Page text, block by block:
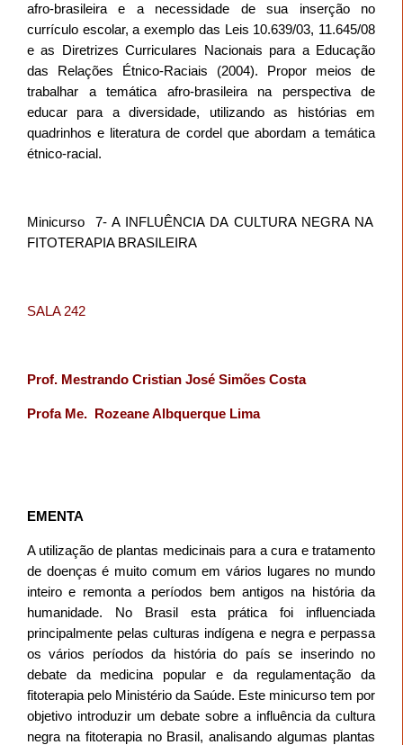
afro-brasileira e a necessidade de sua inserção no
currículo escolar, a exemplo das Leis 10.639/03, 11.645/08
e as Diretrizes Curriculares Nacionais para a Educação
das Relações Étnico-Raciais (2004). Propor meios de
trabalhar a temática afro-brasileira na perspectiva de
educar para a diversidade, utilizando as histórias em
quadrinhos e literatura de cordel que abordam a temática
étnico-racial.
Minicurso
7- A INFLUÊNCIA DA CULTURA NEGRA NA
FITOTERAPIA BRASILEIRA
SALA 242
Prof. Mestrando Cristian José Simões Costa
Profa Me. Rozeane Albquerque Lima
EMENTA
A utilização de plantas medicinais para a cura e tratamento
de doenças é muito comum em vários lugares no mundo
inteiro e remonta a períodos bem antigos na história da
humanidade. No Brasil esta prática foi influenciada
principalmente pelas culturas indígena e negra e perpassa
os vários períodos da história do país se inserindo no
debate da medicina popular e da regulamentação da
fitoterapia pelo Ministério da Saúde. Este minicurso tem por
objetivo introduzir um debate sobre a influência da cultura
negra na fitoterapia no Brasil, analisando algumas plantas